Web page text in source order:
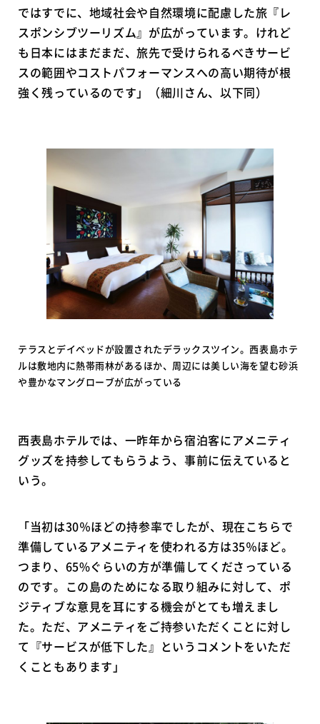
ではすでに、地域社会や自然環境に配慮した旅『レ
スポンシブツーリズム』が広がっています。けれど
も日本にはまだまだ、旅先で受けられるべきサービ
スの範囲やコストパフォーマンスへの高い期待が根
強く残っているのです」（細川さん、以下同）
テラスとデイベッドが設置されたデラックスツイン。西表島ホテ
ルは敷地内に熱帯雨林があるほか、周辺には美しい海を望む砂浜
や豊かなマングローブが広がっている
西表島ホテルでは、一昨年から宿泊客にアメニティ
グッズを持参してもらうよう、事前に伝えていると
いう。
「当初は30％ほどの持参率でしたが、現在こちらで
準備しているアメニティを使われる方は35％ほど。
つまり、65%ぐらいの方が準備してくださっている
のです。この島のためになる取り組みに対して、ポ
ジティブな意見を耳にする機会がとても増えまし
た。ただ、アメニティをご持参いただくことに対し
て『サービスが低下した』というコメントをいただ
くこともあります」